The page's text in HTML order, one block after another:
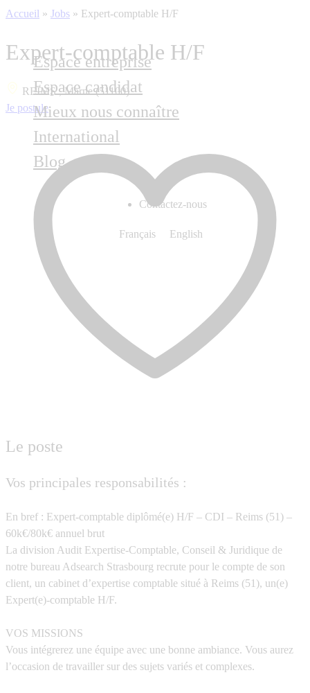
Espace entreprise
Espace candidat
Mieux nous connaître
International
Blog
Contactez-nous
Français English
Accueil » Jobs » Expert-comptable H/F
Expert-comptable H/F
REIMS , Marne (51100)
Je postule
Le poste
Vos principales responsabilités :
En bref : Expert-comptable diplômé(e) H/F – CDI – Reims (51) –
60k€/80k€ annuel brut
La division Audit Expertise-Comptable, Conseil & Juridique de
notre bureau Adsearch Strasbourg recrute pour le compte de son
client, un cabinet d’expertise comptable situé à Reims (51), un(e)
Expert(e)-comptable H/F.
VOS MISSIONS
Vous intégrerez une équipe avec une bonne ambiance. Vous aurez
l’occasion de travailler sur des sujets variés et complexes.